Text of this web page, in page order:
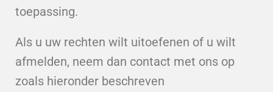
toepassing.
Als u uw rechten wilt uitoefenen of u wilt
afmelden, neem dan contact met ons op
zoals hieronder beschreven